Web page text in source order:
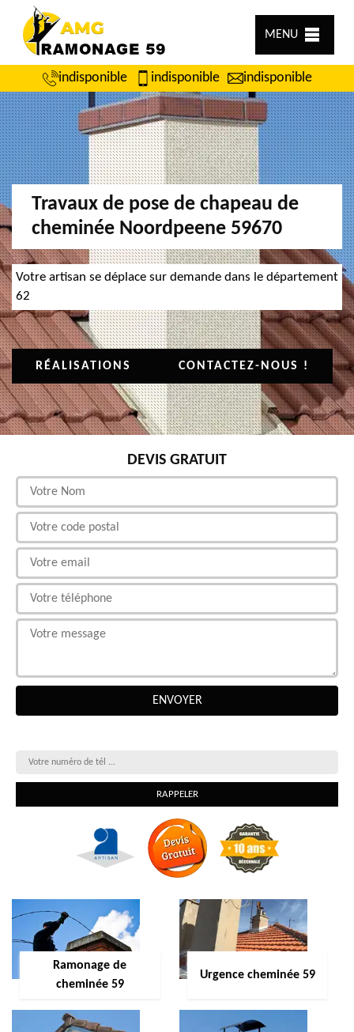
MENU
indisponible indisponible indisponible
Travaux de pose de chapeau de
cheminée Noordpeene 59670
Votre artisan se déplace sur demande dans le département
62
RÉALISATIONS CONTACTEZ-NOUS !
DEVIS GRATUIT
Ramonage de
cheminée 59
Urgence cheminée 59